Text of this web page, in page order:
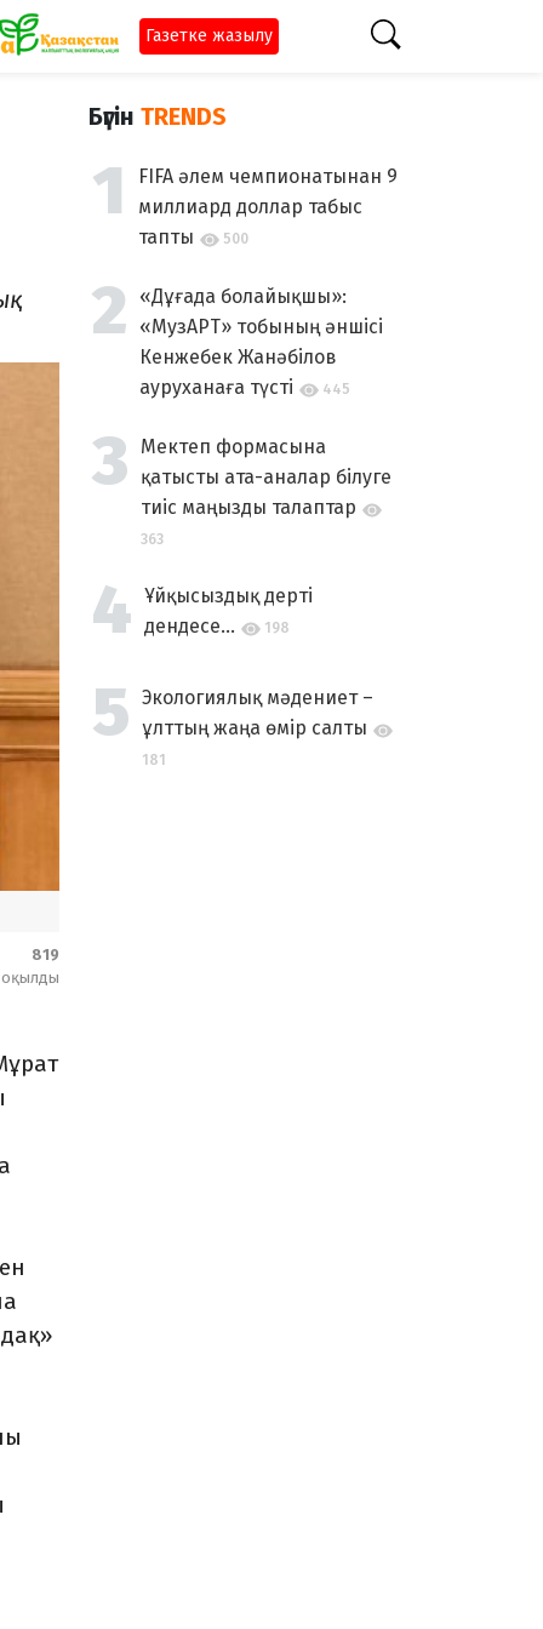
Газетке жазылу
819
оқылды
Бүгін TRENDS
FIFA әлем чемпионатынан 9
миллиард доллар табыс
тапты
500
«Дұғада болайықшы»:
«МузАРТ» тобының әншісі
Кенжебек Жанәбілов
ауруханаға түсті
445
Мектеп формасына
қатысты ата-аналар білуге
тиіс маңызды талаптар
363
Ұйқысыздық дерті
дендесе...
198
Экологиялық мәдениет –
ұлттың жаңа өмір салты
181